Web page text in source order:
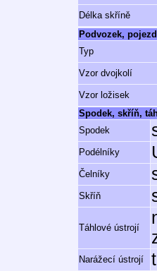
Délka skříně
Podvozek,
Typ
Vzor dvojkolí
Vzor ložisek
Spodek, skříň,
Spodek
Podélníky
Čelníky
Skříň
Táhlové ústrojí
Narážecí ústrojí